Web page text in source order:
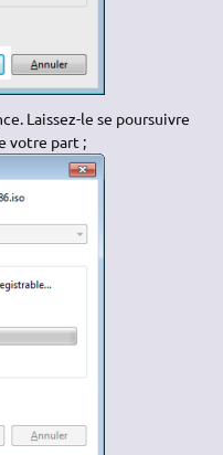
Laissez-le se poursuivre
votre part ;